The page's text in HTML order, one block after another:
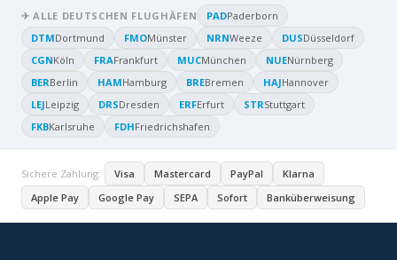
✈ ALLE DEUTSCHEN FLUGHÄFEN PADPaderborn
DTMDortmund FMOMünster NRNWeeze DUSDüsseldorf
CGNKöln FRAFrankfurt MUCMünchen NUENürnberg
BERBerlin HAMHamburg BREBremen HAJHannover
LEJLeipzig DRSDresden ERFErfurt STRStuttgart
FKBKarlsruhe FDHFriedrichshafen
Sichere Zahlung: Visa Mastercard PayPal
Klarna
Apple Pay
Google Pay SEPA Sofort Banküberweisung